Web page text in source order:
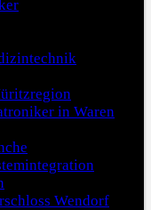
in Waren
Wendorf